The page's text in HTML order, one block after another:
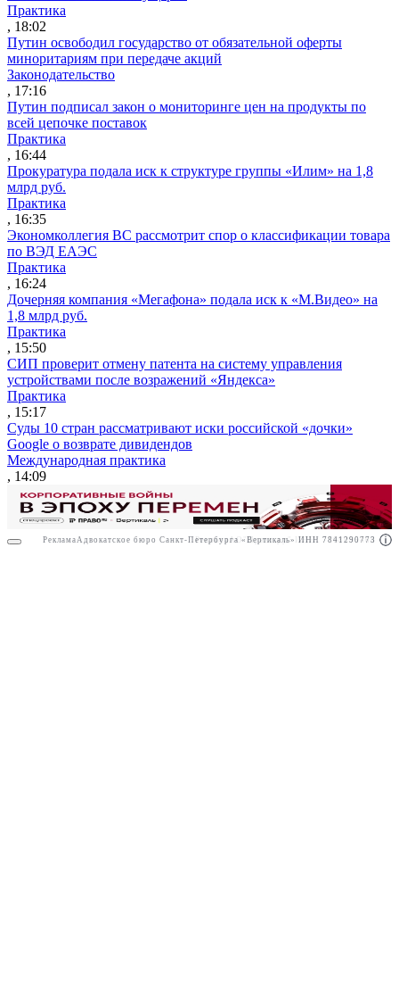
Реклама АО"Право.ру" ИНН: 7708095468
Практика
, 18:02
Путин освободил государство от обязательной оферты
миноритариям при передаче акций
Законодательство
, 17:16
Путин подписал закон о мониторинге цен на продукты по
всей цепочке поставок
Практика
, 16:44
Прокуратура подала иск к структуре группы «Илим» на 1,8
млрд руб.
Практика
, 16:35
Экономколлегия ВС рассмотрит спор о классификации товара
по ВЭД ЕАЭС
Практика
, 16:24
Дочерняя компания «Мегафона» подала иск к «М.Видео» на
1,8 млрд руб.
Практика
, 15:50
СИП проверит отмену патента на систему управления
устройствами после возражений «Яндекса»
Практика
, 15:17
Суды 10 стран рассматривают иски российской «дочки»
Google о возврате дивидендов
Международная практика
, 14:09
Реклама Адвокатское бюро Санкт-Петербурга «Вертикаль» ИНН 7841290773